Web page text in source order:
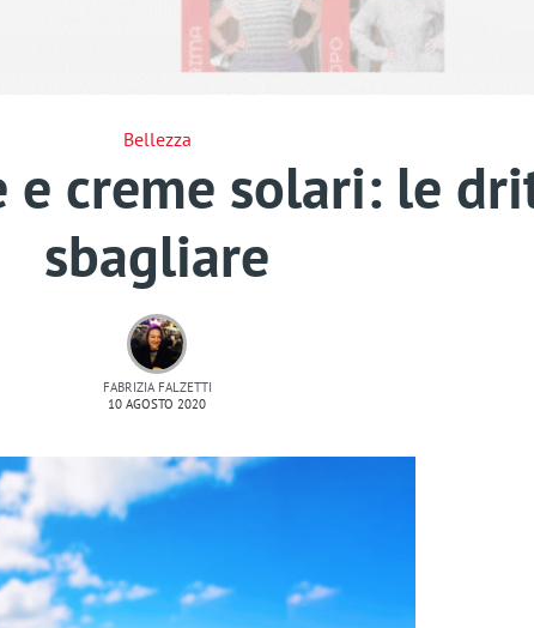
Bellezza
e creme solari: le
sbagliare
FABRIZIA FALZETTI
10 AGOSTO 2020